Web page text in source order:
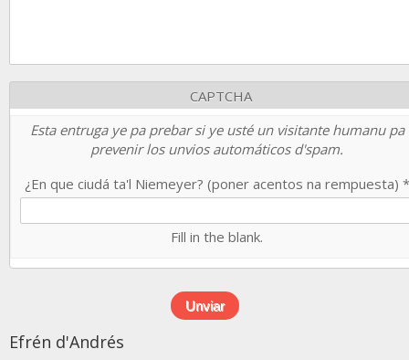
CAPTCHA
Esta entruga ye pa prebar si ye usté un visitante humanu pa
prevenir los unvios automáticos d'spam.
¿En que ciudá ta'l Niemeyer? (poner acentos na rempuesta) *
Fill in the blank.
Efrén d'Andrés